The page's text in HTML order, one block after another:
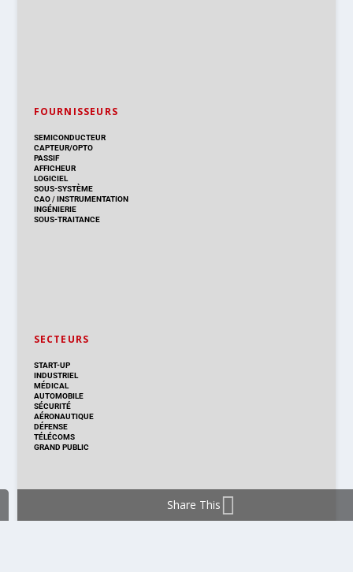
FOURNISSEURS
SEMICONDUCTEUR
CAPTEUR/OPTO
PASSIF
AFFICHEUR
LOGICIEL
SOUS-SYSTÈME
CAO/INSTRUMENTATION
INGÉNIERIE
SOUS-TRAITANCE
SECTEURS
START-UP
INDUSTRIEL
MÉDICAL
AUTOMOBILE
SÉCURITÉ
AÉRONAUTIQUE
DÉFENSE
TÉLÉCOMS
GRAND PUBLIC
Share This